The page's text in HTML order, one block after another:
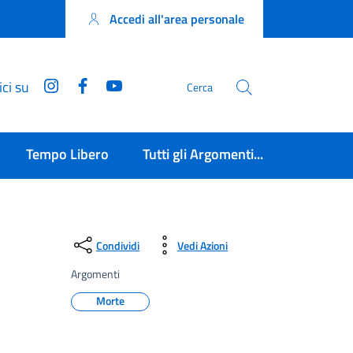
Accedi all'area personale
su InstagramFacebook Cerca
Tempo Libero Tutti gli Argomenti...
Condividi
Vedi Azioni
Argomenti
Morte